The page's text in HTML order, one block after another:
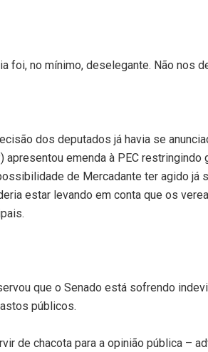
foi, no mínimo, deselegante. Não nos
dos deputados já havia se
apresentou emenda à PEC
de Mercadante ter agido já
estar levando em conta que os
que o Senado está sofrendo
públicos.
de chacota para a opinião pública –